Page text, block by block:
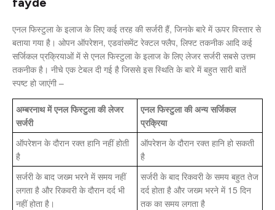
एनल फिस्टुला के इलाज के लिए कई तरह की सर्जरी हैं, जिनके बारे में ऊपर विस्तार से
बताया गया है। ओपन ऑपरेशन, एडवांसमेंट रेक्टल फ्लैप, लिफ्ट तकनीक आदि कई
सर्जिकल प्रक्रियाओं में से एनल फिस्टुला के इलाज के लिए लेजर सर्जरी सबसे उत्तम
तकनीक है। नीचे एक टेबल दी गई है जिससे इस स्थिति के बारे में बहुत सारी बातें
स्पष्ट हो जाएंगी –
अम्बरनाथ में एनल फिस्टुला की लेजर
सर्जरी
एनल फिस्टुला की अन्य सर्जिकल
प्रक्रिया
ऑपरेशन के दौरान रक्त हानि नहीं होती
है
ऑपरेशन के दौरान रक्त हानि हो सकती
है
सर्जरी के बाद जख्म भरने में समय नहीं
लगता है और रिकवरी के दौरान दर्द भी
नहीं होता है।
सर्जरी के बाद रिकवरी के समय बहुत तेज
दर्द होता है और जख्म भरने में 15 दिन
तक का समय लगता है